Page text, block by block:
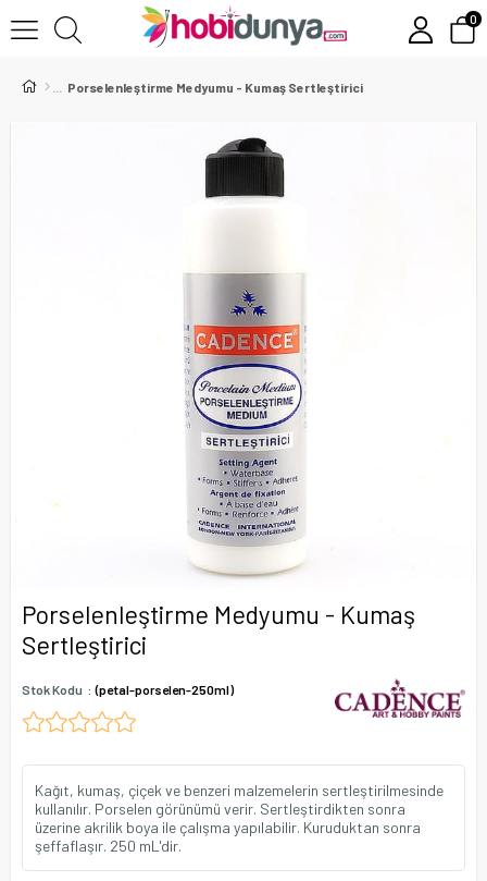
0
Porselenleştirme Medyumu - Kumaş Sertleştirici
Porselenleştirme Medyumu - Kumaş
Sertleştirici
Stok Kodu (petal-porselen-250ml)
Kağıt, kumaş, çiçek ve benzeri malzemelerin sertleştirilmesinde
kullanılır. Porselen görünümü verir. Sertleştirdikten sonra
üzerine akrilik boya ile çalışma yapılabilir. Kuruduktan sonra
şeffaflaşır. 250 mL'dir.